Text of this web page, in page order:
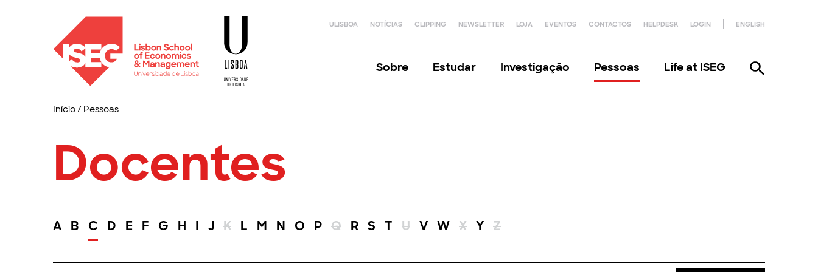
ULISBOA NOTÍCIAS CLIPPING NEWSLETTER LOJA EVENTOS CONTACTOS HELPDESK LOGIN ENGLISH
Sobre Estudar Investigação Pessoas Life at ISEG
Início/ Pessoas
Docentes
A B C D E F G H I J K L M N O P Q R S T U V W X Y Z